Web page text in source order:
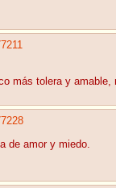
más tolera y
de amor y miedo.